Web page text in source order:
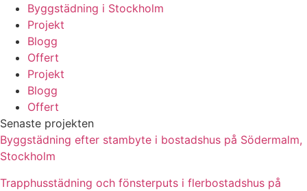
Byggstädning i Stockholm
Projekt
Blogg
Offert
Projekt
Blogg
Offert
Senaste projekten
Byggstädning efter stambyte i bostadshus på Södermalm,
Stockholm
Trapphusstädning och fönsterputs i flerbostadshus på